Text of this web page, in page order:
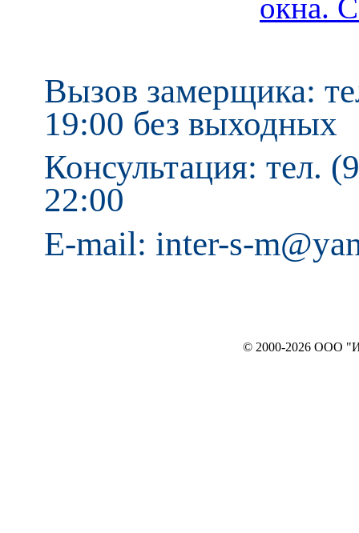
Вызов замерщика:
19:00 без выходных
Консультация: тел.
22:00
E-mail: inter-s-
© 2000-2026 ООО "ИНТЕРЬЕР`c"